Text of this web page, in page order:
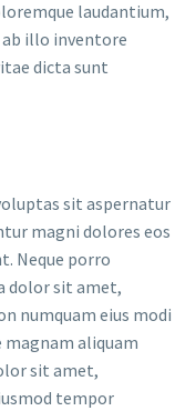
laudantium,
ab illo inventore
dicta sunt
sit aspernatur
magni dolores eos
Neque porro
dolor sit amet,
numquam eius modi
aliquam
sit amet,
tempor